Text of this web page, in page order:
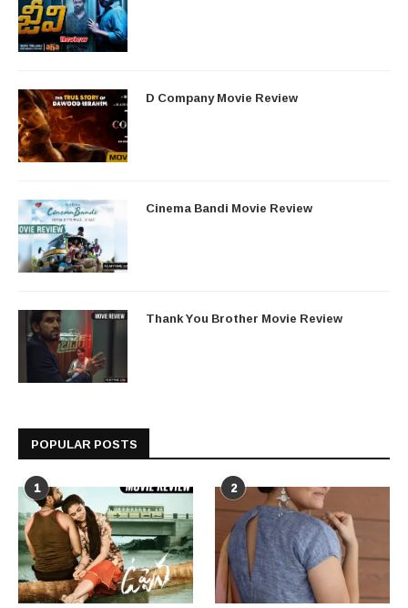
D Company Movie Review
Cinema Bandi Movie Review
Thank You Brother Movie Review
POPULAR POSTS
1 2